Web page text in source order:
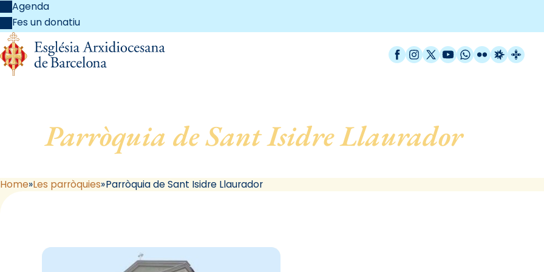
Agenda
Fes un donatiu
Facebook
Instagram
X / Twitter
YouTube
WhatsApp
FlickrRadio
Parròquia de Sant Isidre Llaurador, de
Home Les parròquies Parròquia de Sant Isidre Llaurador